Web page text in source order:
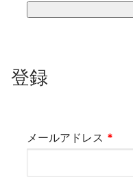
登録
メールアドレス *